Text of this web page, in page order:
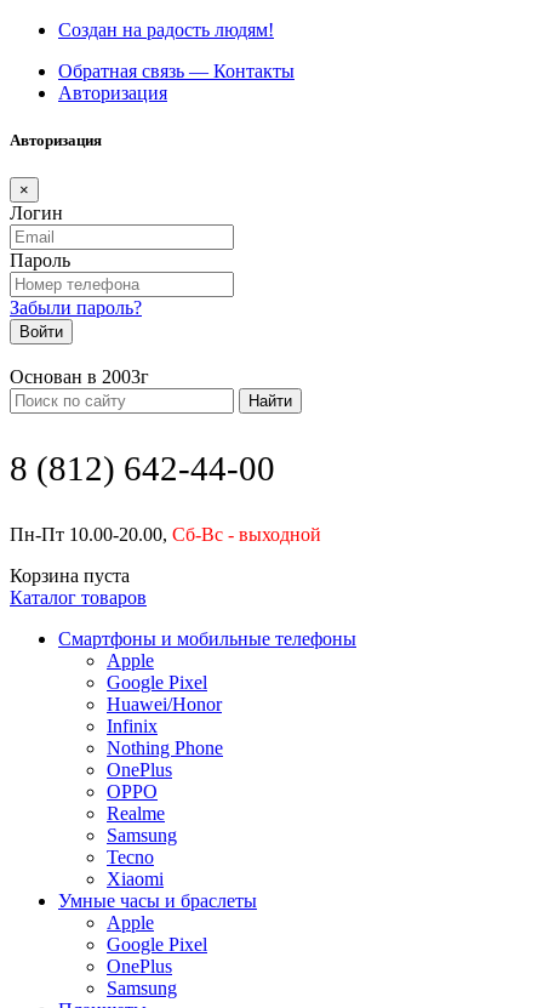
Создан на радость людям!
Обратная связь — Контакты
Авторизация
Авторизация
×
Логин
Пароль
Забыли пароль?
Войти
Основан в 2003г
Найти
8 (812) 642-44-00
Пн-Пт 10.00-20.00, Сб-Вс - выходной
Корзина пуста
Каталог товаров
Смартфоны и мобильные телефоны
Apple
Google Pixel
Huawei/Honor
Infinix
Nothing Phone
OnePlus
OPPO
Realme
Samsung
Tecno
Xiaomi
Умные часы и браслеты
Apple
Google Pixel
OnePlus
Samsung